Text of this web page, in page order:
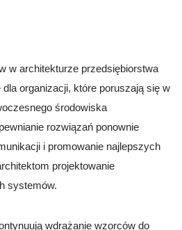
w architekturze przedsiębiorstwa
organizacji, które poruszają się w
środowiska
rozwiązań ponownie
i promowanie najlepszych
projektowanie
systemów.
wdrażanie wzorców do